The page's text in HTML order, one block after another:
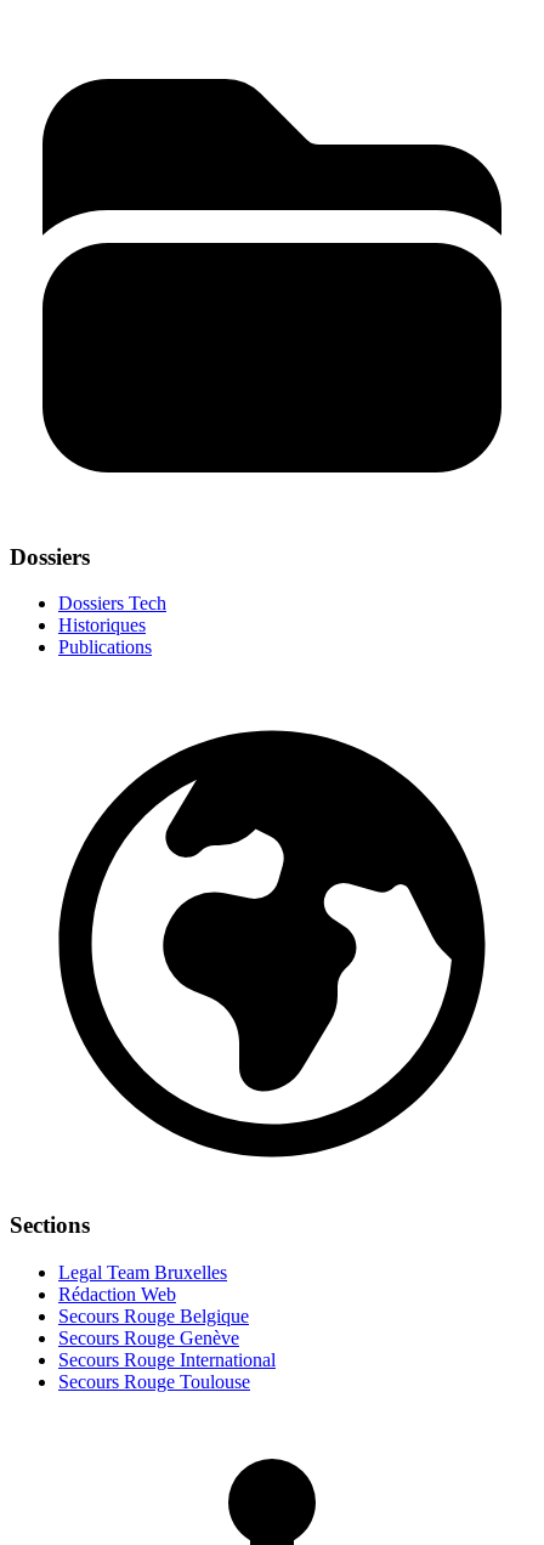
Dossiers
Dossiers Tech
Historiques
Publications
Sections
Legal Team Bruxelles
Rédaction Web
Secours Rouge Belgique
Secours Rouge Genève
Secours Rouge International
Secours Rouge Toulouse